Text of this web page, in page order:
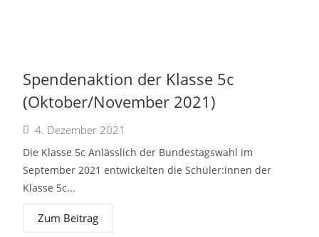
Spendenaktion der Klasse 5c
(Oktober/November 2021)
4. Dezember 2021
Die Klasse 5c Anlässlich der Bundestagswahl im
September 2021 entwickelten die Schüler:innen der
Klasse 5c...
Zum Beitrag